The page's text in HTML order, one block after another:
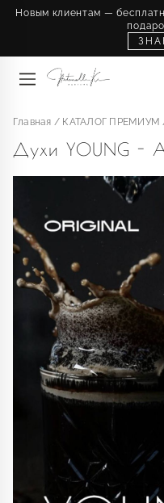
Новым клиентам —
Главная / КАТАЛОГ ПРЕМИУМ
Духи YOUNG -